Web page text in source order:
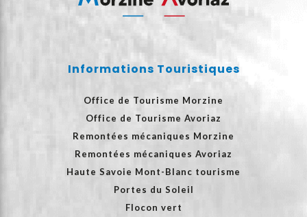
Informations Touristiques
Office de Tourisme Morzine
Office de Tourisme Avoriaz
Remontées mécaniques Morzine
Remontées mécaniques Avoriaz
Haute Savoie Mont-Blanc tourisme
Portes du Soleil
Flocon vert